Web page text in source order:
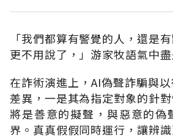
「我們都算有警覺的人，還是
更不用說了，」游家牧語氣中盡
在詐術演進上，AI偽聲詐騙與
差異，一是其為指定對象的針
將是善意的擬聲，與惡意的偽
界。真真假假同時運行，讓辨識